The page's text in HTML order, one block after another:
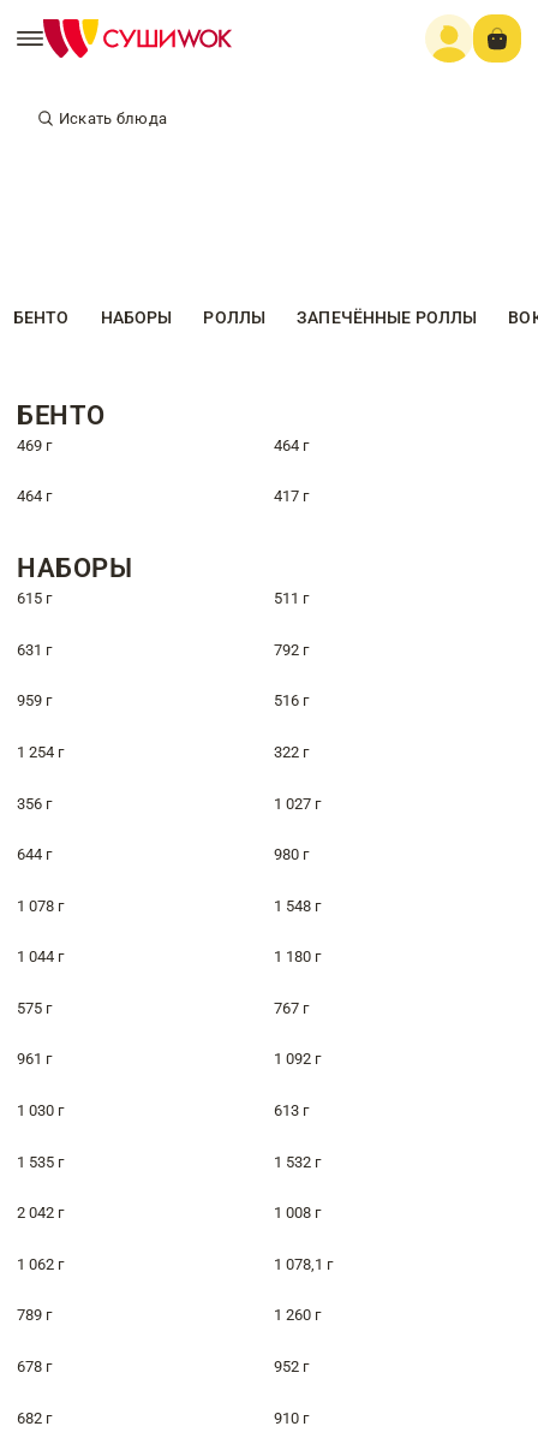
Искать блюда
БЕНТО НАБОРЫ РОЛЛЫ ЗАПЕЧЁННЫЕ РОЛЛЫ
БЕНТО
469 г 464 г
464 г 417 г
НАБОРЫ
615 г 511 г
631 г 792 г
959 г 516 г
1 254 г 322 г
356 г 1 027 г
644 г 980 г
1 078 г 1 548 г
1 044 г 1 180 г
575 г 767 г
961 г 1 092 г
1 030 г 613 г
1 535 г 1 532 г
2 042 г 1 008 г
1 062 г 1 078,1 г
789 г 1 260 г
678 г 952 г
682 г 910 г